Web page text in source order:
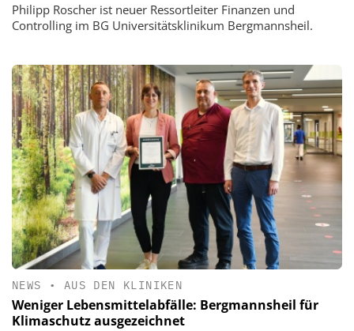
Philipp Roscher ist neuer Ressortleiter Finanzen und
Controlling im BG Universitätsklinikum Bergmannsheil.
NEWS • AUS DEN KLINIKEN
Weniger Lebensmittelabfälle: Bergmannsheil für
Klimaschutz ausgezeichnet